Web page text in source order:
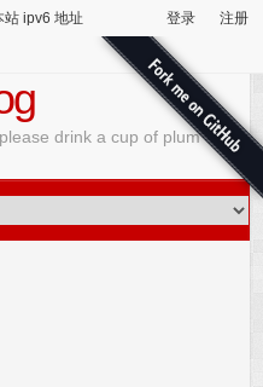
站 ipv6 地址 登录 注册
drink a cup of plum wine